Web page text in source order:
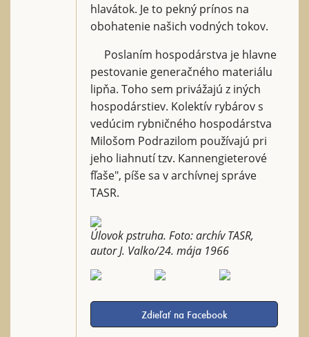
hlavátok. Je to pekný prínos na
obohatenie našich vodných tokov.
Poslaním hospodárstva je hlavne
pestovanie generačného materiálu
lipňa. Toho sem privážajú z iných
hospodárstiev. Kolektív rybárov s
vedúcim rybničného hospodárstva
Milošom Podrazilom používajú pri
jeho liahnutí tzv. Kannengieterové
fľaše", píše sa v archívnej správe
TASR.
Úlovok pstruha. Foto: archív TASR,
autor J. Valko/24. mája 1966
Zdieľať na Facebook